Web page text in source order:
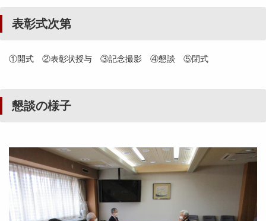
表彰式次第
①開式 ②表彰状授与 ③記念撮影 ④懇談 ⑤閉式
懇談の様子